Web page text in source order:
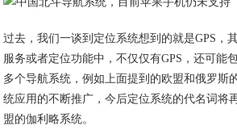
过去，我们一谈到定位系统想到的就是GPS，
服务或者定位功能中，不仅仅有GPS，还可能
多个导航系统，例如上面提到的欧盟和俄罗斯
统应用的不断推广，今后定位系统的代名词将
盟的伽利略系统。